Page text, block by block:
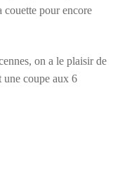
couette pour encore
on a le plaisir de
une coupe aux 6